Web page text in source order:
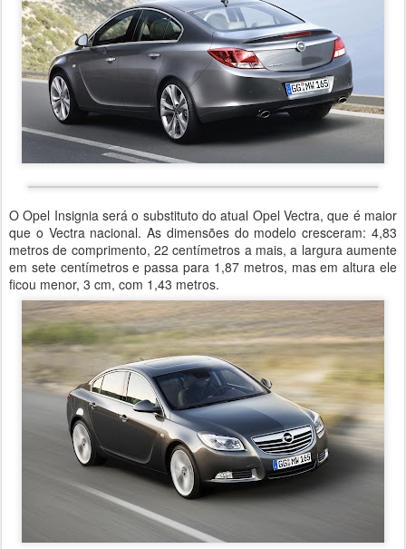
O Opel Insignia será o substituto do atual Opel Vectra, que é maior
que o Vectra nacional. As dimensões do modelo cresceram: 4,83
metros de comprimento, 22 centímetros a mais, a largura aumente
em sete centímetros e passa para 1,87 metros, mas em altura ele
ficou menor, 3 cm, com 1,43 metros.